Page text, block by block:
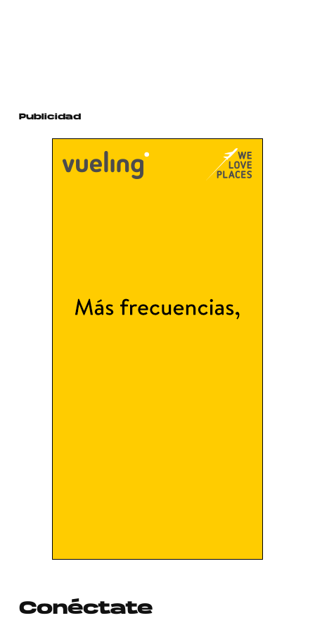
Publicidad
Conéctate